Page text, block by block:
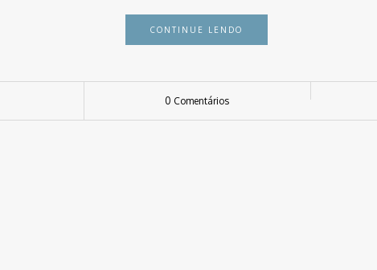
CONTINUE LENDO
0 Comentários